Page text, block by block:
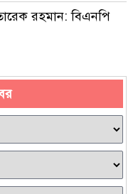
রহমান: বিএনপি